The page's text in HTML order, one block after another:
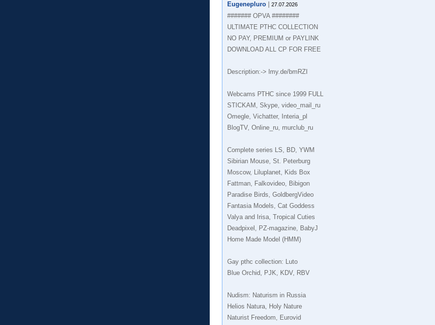
Eugenepluro 27.07.2026
####### OPVA ########
ULTIMATE РТНС COLLECTION
NO PAY, PREMIUM or PAYLINK
DOWNLOAD ALL СР FOR FREE
Description:-> lmy.de/bmRZI
Webcams РТНС since 1999 FULL
STICKAM, Skype, video_mail_ru
Omegle, Vichatter, Interia_pl
BlogTV, Online_ru, murclub_ru
Complete series LS, BD, YWM
Sibirian Mouse, St. Peterburg
Moscow, Liluplanet, Kids Box
Fattman, Falkovideo, Bibigon
Paradise Birds, GoldbergVideo
Fantasia Models, Cat Goddess
Valya and Irisa, Tropical Cuties
Deadpixel, PZ-magazine, BabyJ
Home Made Model (HMM)
Gay рthс collection: Luto
Blue Orchid, PJK, KDV, RBV
Nudism: Naturism in Russia
Helios Natura, Holy Nature
Naturist Freedom, Eurovid